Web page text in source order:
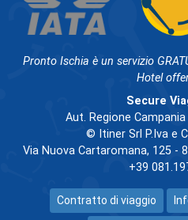
Pronto Ischia è un servizio
Hotel
Secure
Aut. Regione
© Itiner Srl P.Iva e
Via Nuova Cartaromana, 125 -
+39
Contratto di viaggio